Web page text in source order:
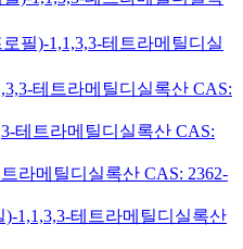
필)-1,1,3,3-테트라메틸디실
테트라메틸디실록산 CAS:
테트라메틸디실록산 CAS:
라메틸디실록산 CAS: 2362-
1,1,3,3-테트라메틸디실록산